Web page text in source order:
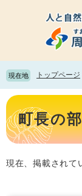
頭
で
す。
飛
ば
て
本
文
現在地 トップページ
本
文 町長の
現在、掲載されて